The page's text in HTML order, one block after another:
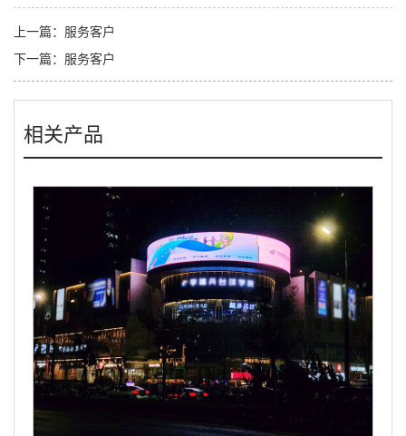
上一篇： 服务客户
下一篇： 服务客户
相关产品